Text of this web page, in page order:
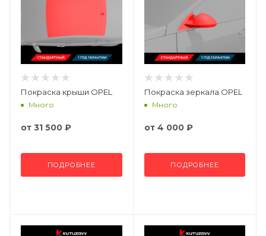
Покраска крыши OPEL
Много
от 31 500 ₽
ПОДРОБНЕЕ
Покраска зеркала OPEL
Много
от 4 000 ₽
ПОДРОБНЕЕ